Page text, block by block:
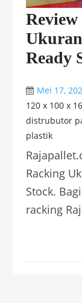
Ready
Mei 17,
120 x 100 x
distrubutor
plastik
Racking
Stock.
racking